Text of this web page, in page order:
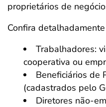
proprietários de
Confira
Trabalhadores:
cooperativa ou
Beneficiários de
(cadastrados pelo
Diretores não-